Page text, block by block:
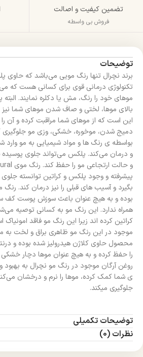
تضمین کیفیت و اصالت
فروش بی واسطه
توضیحات
برند نچرال تنها رنگ مویی می‌باشد که حاوی
تکنولوژی درمانی قوی برای کسانی هست که
موهای خود را رنگ، مش یا دکلره نمایند.
بالای موها، لختی و صاف شدن موهای شما
این است که از موهای شما مراقبت کرده و آن
دمیج شدن، موخوره، خشکی، وزی مو جلوگیری
بواسطه ی رنگ ها و مواد شیمیایی به مو وارد
و درمان می‌کند. پلکس می‌تواند جلوی پوسیده
پیشرفته و وجود پلکس و کراتین توانسته
بگیرد و آسیب های قبلی را نیز درمان کند.
بوده و به هیچ عنوان باعث سوزش پوست کف
همراه ندارد. این رنگ مو به کسانی توصیه
کراتین کرده اند زیرا این رنگ مو فاقد
موجود در این رنگ مو ظاهری براق و لخت به
محصول حاوی کلاژن هیدرولیز شده بوده و
را حفظ کرده و به هیچ عنوان موها دچار
روغن آرگان موجود در رنگ مو نچرال به
ی شما کمک کرده، موها را نرم و درخشان
جلوگیری میکند.
توضیحات تکمیلی
نظرات (0)